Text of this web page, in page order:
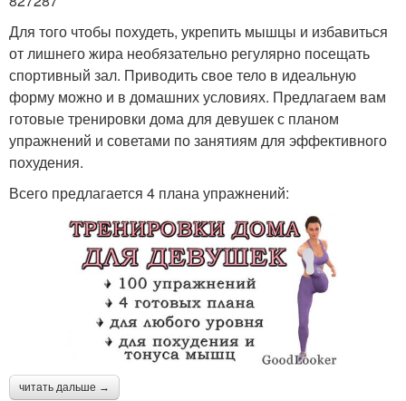
Для того чтобы похудеть, укрепить мышцы и избавиться
от лишнего жира необязательно регулярно посещать
спортивный зал. Приводить свое тело в идеальную
форму можно и в домашних условиях. Предлагаем вам
готовые тренировки дома для девушек с планом
упражнений и советами по занятиям для эффективного
похудения.
Всего предлагается 4 плана упражнений:
читать дальше →